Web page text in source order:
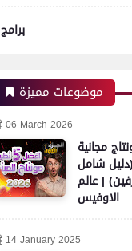
برامج
موضوعات مميزة
06 March 2026
مجانية
من متجر بلاي 2026 (دليل شامل
| عالم
الاوفيس
14 January 2025